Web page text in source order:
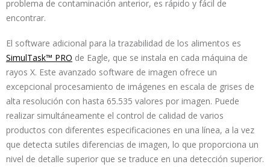
problema de contaminación anterior, es rápido y fácil de
encontrar.
El software adicional para la trazabilidad de los alimentos es
SimulTask™ PRO de Eagle, que se instala en cada máquina de
rayos X. Este avanzado software de imagen ofrece un
excepcional procesamiento de imágenes en escala de grises de
alta resolución con hasta 65.535 valores por imagen. Puede
realizar simultáneamente el control de calidad de varios
productos con diferentes especificaciones en una línea, a la vez
que detecta sutiles diferencias de imagen, lo que proporciona un
nivel de detalle superior que se traduce en una detección superior.